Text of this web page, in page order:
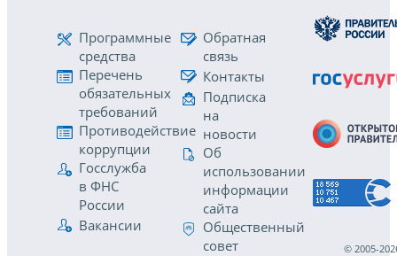
Программные
средства
Перечень
обязательных
требований
Противодействие
коррупции
Госслужба
в ФНС
России
Вакансии
Обратная
связь
Контакты
Подписка
на
новости
Об
использовании
информации
сайта
Общественный
совет
© 2005-